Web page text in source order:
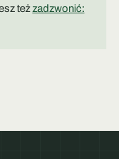
teżzadzwonić: